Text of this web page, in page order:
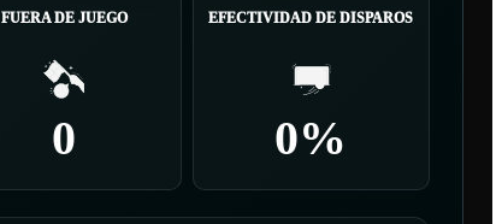
FUERA DE JUEGO
0
EFECTIVIDAD DE DISPAROS
0%